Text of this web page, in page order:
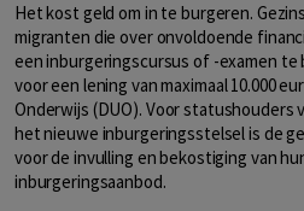
Het kost geld om in te burgeren.
migranten die over onvoldoende
een inburgeringscursus of -examen te
voor een lening van maximaal 10.000
Onderwijs (DUO). Voor statushouders
het nieuwe inburgeringsstelsel is de
voor de invulling en bekostiging van
inburgeringsaanbod.